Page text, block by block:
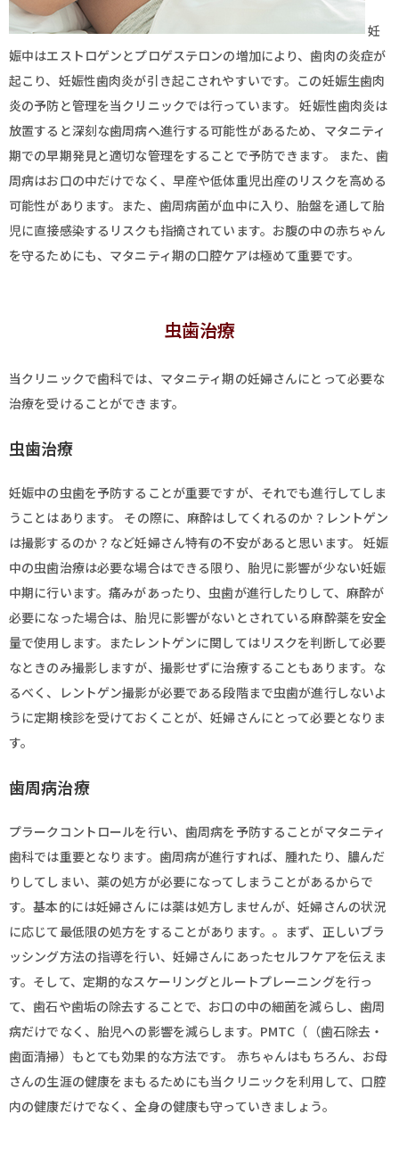
妊
娠中はエストロゲンとプロゲステロンの増加により、歯肉の炎症が
起こり、妊娠性歯肉炎が引き起こされやすいです。この妊娠生歯肉
炎の予防と管理を当クリニックでは行っています。 妊娠性歯肉炎は
放置すると深刻な歯周病へ進行する可能性があるため、マタニティ
期での早期発見と適切な管理をすることで予防できます。 また、歯
周病はお口の中だけでなく、早産や低体重児出産のリスクを高める
可能性があります。また、歯周病菌が血中に入り、胎盤を通して胎
児に直接感染するリスクも指摘されています。お腹の中の赤ちゃん
を守るためにも、マタニティ期の口腔ケアは極めて重要です。
虫歯治療
当クリニックで歯科では、マタニティ期の妊婦さんにとって必要な
治療を受けることができます。
虫歯治療
妊娠中の虫歯を予防することが重要ですが、それでも進行してしま
うことはあります。 その際に、麻酔はしてくれるのか？レントゲン
は撮影するのか？など妊婦さん特有の不安があると思います。 妊娠
中の虫歯治療は必要な場合はできる限り、胎児に影響が少ない妊娠
中期に行います。痛みがあったり、虫歯が進行したりして、麻酔が
必要になった場合は、胎児に影響がないとされている麻酔薬を安全
量で使用します。またレントゲンに関してはリスクを判断して必要
なときのみ撮影しますが、撮影せずに治療することもあります。な
るべく、レントゲン撮影が必要である段階まで虫歯が進行しないよ
うに定期検診を受けておくことが、妊婦さんにとって必要となりま
す。
歯周病治療
プラークコントロールを行い、歯周病を予防することがマタニティ
歯科では重要となります。歯周病が進行すれば、腫れたり、膿んだ
りしてしまい、薬の処方が必要になってしまうことがあるからで
す。基本的には妊婦さんには薬は処方しませんが、妊婦さんの状況
に応じて最低限の処方をすることがあります。。まず、正しいブラ
ッシング方法の指導を行い、妊婦さんにあったセルフケアを伝えま
す。そして、定期的なスケーリングとルートプレーニングを行っ
て、歯石や歯垢の除去することで、お口の中の細菌を減らし、歯周
病だけでなく、胎児への影響を減らします。PMTC（（歯石除去・
歯面清掃）もとても効果的な方法です。 赤ちゃんはもちろん、お母
さんの生涯の健康をまもるためにも当クリニックを利用して、口腔
内の健康だけでなく、全身の健康も守っていきましょう。